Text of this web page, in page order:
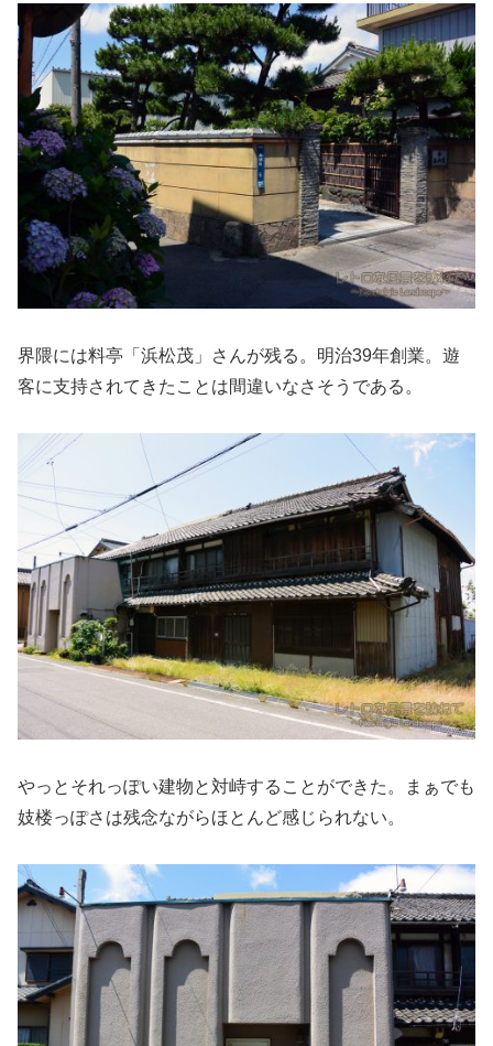
界隈には料亭「浜松茂」さんが残る。明治39年創業。遊
客に支持されてきたことは間違いなさそうである。
やっとそれっぽい建物と対峙することができた。まぁでも
妓楼っぽさは残念ながらほとんど感じられない。